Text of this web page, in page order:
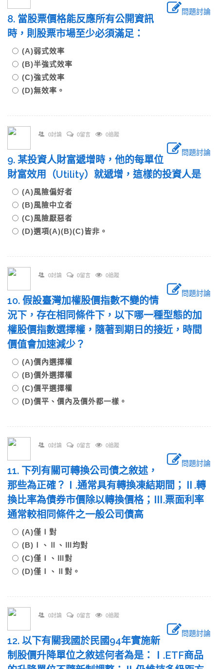
問題討論
8. 當股票價格能反應所有公開資訊
時，則股票市場至少必須滿足：
(A)弱式效率
(B)半強式效率
(C)強式效率
(D)無效率。
0討論 0留言 0追蹤
問題討論
9. 某投資人財富遞增時，他的每單位
財富效用（Utility）就遞增，這樣的投資人是
(A)風險偏好者
(B)風險中立者
(C)風險厭惡者
(D)選項(A)(B)(C)皆非。
0討論 0留言 0追蹤
問題討論
10. 假設臺灣加權股價指數不變的情
況下，存在相同條件下，以下哪一種型態的加
權股價指數選擇權，隨著到期日的接近，時間
價值會加速減少？
(A)價內選擇權
(B)價外選擇權
(C)價平選擇權
(D)價平、價內及價外都一樣。
0討論 0留言 0追蹤
問題討論
11. 下列有關可轉換公司債之敘述，
那些為正確？Ⅰ.通常具有轉換凍結期間；Ⅱ.轉
換比率為債券市價除以轉換價格；Ⅲ.票面利率
通常較相同條件之一般公司債高
(A)僅Ⅰ對
(B)Ⅰ、Ⅱ、Ⅲ均對
(C)僅Ⅰ、Ⅲ對
(D)僅Ⅰ、Ⅱ對。
0討論 0留言 0追蹤
問題討論
12. 以下有關我國於民國94年實施新
制股價升降單位之敘述何者為是：Ⅰ.ETF商品